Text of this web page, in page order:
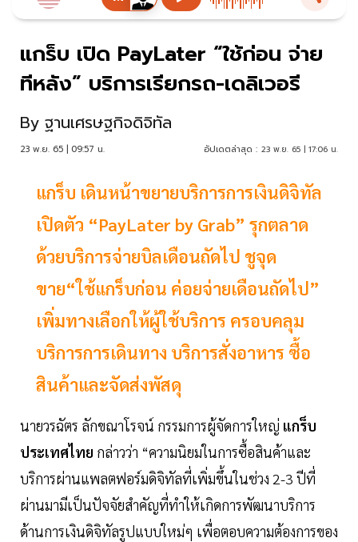
แกร็บ เปิด PayLater “ใช้ก่อน จ่าย
ทีหลัง” บริการเรียกรถ-เดลิเวอรี
By ฐานเศรษฐกิจดิจิทัล
23 พ.ย. 65 | 09:57 น. อัปเดตล่าสุด : 23 พ.ย. 65 | 17:06 น.
แกร็บ เดินหน้าขยายบริการการเงินดิจิทัล
เปิดตัว “PayLater by Grab” รุกตลาด
ด้วยบริการจ่ายบิลเดือนถัดไป ชูจุด
ขาย“ใช้แกร็บก่อน ค่อยจ่ายเดือนถัดไป”
เพิ่มทางเลือกให้ผู้ใช้บริการ ครอบคลุม
บริการการเดินทาง บริการสั่งอาหาร ซื้อ
สินค้าและจัดส่งพัสดุ
นายวรฉัตร ลักขณาโรจน์ กรรมการผู้จัดการใหญ่ แกร็บ
ประเทศไทย กล่าวว่า “ความนิยมในการซื้อสินค้าและ
บริการผ่านแพลตฟอร์มดิจิทัลที่เพิ่มขึ้นในช่วง 2-3 ปีที่
ผ่านมามีเป็นปัจจัยสำคัญที่ทำให้เกิดการพัฒนาบริการ
ด้านการเงินดิจิทัลรูปแบบใหม่ๆ เพื่อตอบความต้องการของ